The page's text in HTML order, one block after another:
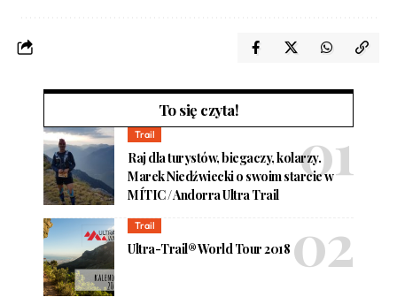
To się czyta!
Trail
Raj dla turystów, biegaczy, kolarzy.
Marek Niedźwiecki o swoim starcie w
MÍTIC / Andorra Ultra Trail
Trail
Ultra-Trail® World Tour 2018